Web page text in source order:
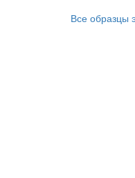
Все образцы